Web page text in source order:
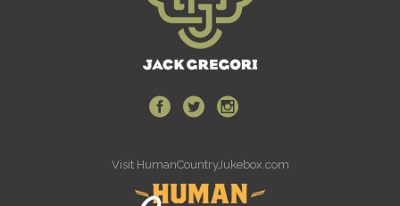
Visit HumanCountryJukebox.com